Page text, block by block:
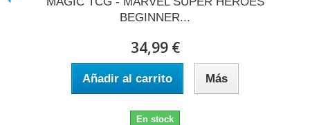
BEGINNER...
34,99 €
Añadir al carrito Más
En stock